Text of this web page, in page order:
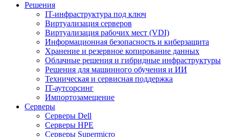
Решения
IT-инфраструктура под ключ
Виртуализация серверов
Виртуализация рабочих мест (VDI)
Информационная безопасность и киберзащита
Хранение и резервное копирование данных
Облачные решения и гибридные инфраструктуры
Решения для машинного обучения и ИИ
Техническая и сервисная поддержка
IT-аутсорсинг
Импортозамещение
Серверы
Серверы Dell
Серверы HPE
Серверы Supermicro